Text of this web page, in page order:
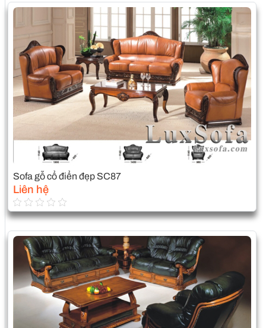
Sofa gỗ cổ điển đẹp SC87
Liên hệ